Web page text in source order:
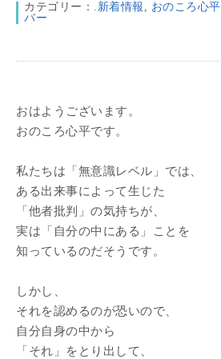
カテゴリー： .新着情報 , おのころ心平
バー
おはようございます。
おのころ心平です。
私たちは「無意識レベル」では、
ある出来事によって生じた
「他者批判」の気持ちが、
実は「自分の中にある」ことを
知っているのだそうです。
しかし、
それを認めるのが恐いので、
自分自身の中から
「それ」をとり出して、